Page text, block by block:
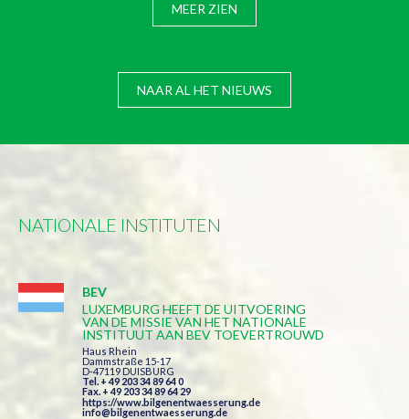
MEER ZIEN
NAAR AL HET NIEUWS
NATIONALE INSTITUTEN
BEV
LUXEMBURG HEEFT DE UITVOERING
VAN DE MISSIE VAN HET NATIONALE
INSTITUUT AAN BEV TOEVERTROUWD
Haus Rhein
Dammstraße 15-17
D-47119 DUISBURG
Tel. + 49 203 34 89 64 0
Fax. + 49 203 34 89 64 29
https://www.bilgenentwaesserung.de
info@bilgenentwaesserung.de